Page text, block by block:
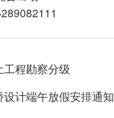
工程勘察分级
设计端午放假安排通知